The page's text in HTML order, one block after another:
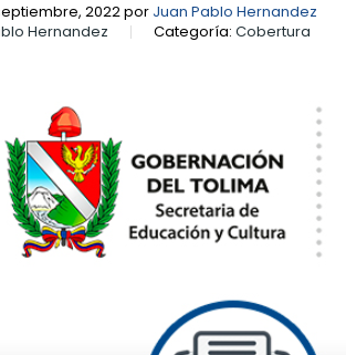
2022 por Juan Pablo Hernandez
Hernandez Categoría: Cobertura